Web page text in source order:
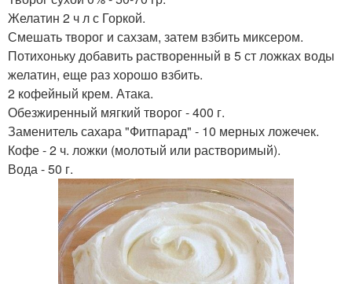
Желатин 2 ч л с Горкой.
Смешать творог и сахзам, затем взбить миксером.
Потихоньку добавить растворенный в 5 ст ложках воды
желатин, еще раз хорошо взбить.
2 кофейный крем. Атака.
Обезжиренный мягкий творог - 400 г.
Заменитель сахара "Фитпарад" - 10 мерных ложечек.
Кофе - 2 ч. ложки (молотый или растворимый).
Вода - 50 г.